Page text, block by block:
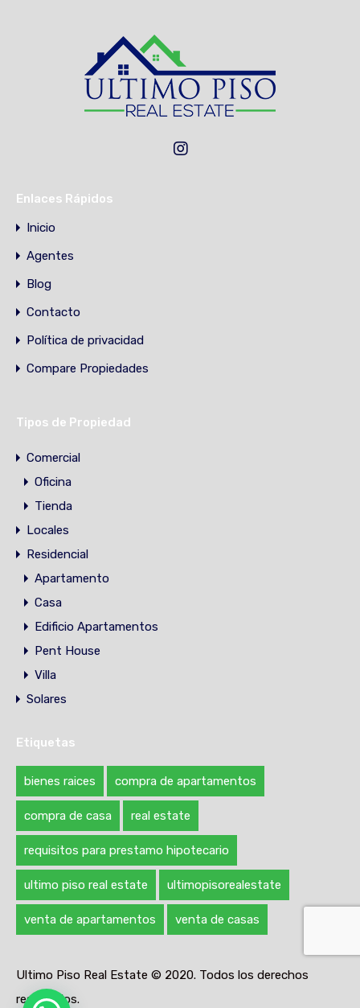
Enlaces Rápidos
Inicio
Agentes
Blog
Contacto
Política de privacidad
Compare Propiedades
Tipos de Propiedad
Comercial
Oficina
Tienda
Locales
Residencial
Apartamento
Casa
Edificio Apartamentos
Pent House
Villa
Solares
Etiquetas
bienes raices compra de apartamentos
compra de casa real estate
requisitos para prestamo hipotecario
ultimo piso real estate ultimopisorealestate
venta de apartamentos venta de casas
Ultimo Piso Real Estate © 2020. Todos los derechos
reservados.